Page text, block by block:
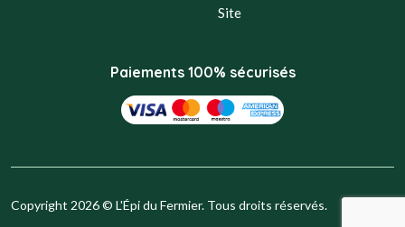
Site
Paiements 100% sécurisés
Copyright 2026 © L'Épi du Fermier. Tous droits réservés.